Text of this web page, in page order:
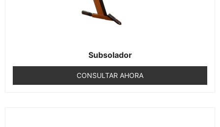
Subsolador
CONSULTAR AHORA